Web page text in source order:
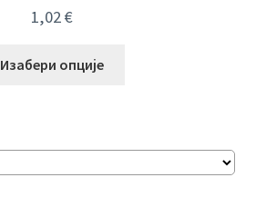
1,02€
Изабери опције